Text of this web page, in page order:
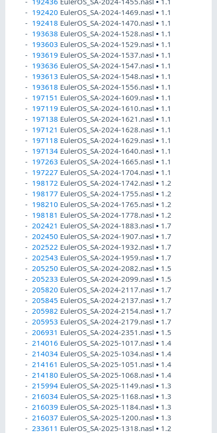
192420 EulerOS_SA-2024-1469.nasl• 1.1
192418 EulerOS_SA-2024-1470.nasl• 1.1
193638 EulerOS_SA-2024-1528.nasl• 1.1
193603 EulerOS_SA-2024-1529.nasl• 1.1
193619 EulerOS_SA-2024-1537.nasl• 1.1
193636 EulerOS_SA-2024-1547.nasl• 1.1
193613 EulerOS_SA-2024-1548.nasl• 1.1
193618 EulerOS_SA-2024-1556.nasl• 1.1
197151 EulerOS_SA-2024-1609.nasl• 1.1
197119 EulerOS_SA-2024-1610.nasl• 1.1
197138 EulerOS_SA-2024-1621.nasl• 1.1
197121 EulerOS_SA-2024-1628.nasl• 1.1
197118 EulerOS_SA-2024-1629.nasl• 1.1
197134 EulerOS_SA-2024-1640.nasl• 1.1
197263 EulerOS_SA-2024-1665.nasl• 1.1
197227 EulerOS_SA-2024-1704.nasl• 1.1
198172 EulerOS_SA-2024-1742.nasl• 1.2
198177 EulerOS_SA-2024-1755.nasl• 1.2
198210 EulerOS_SA-2024-1765.nasl• 1.2
198181 EulerOS_SA-2024-1778.nasl• 1.2
202421 EulerOS_SA-2024-1883.nasl• 1.7
202450 EulerOS_SA-2024-1907.nasl• 1.7
202522 EulerOS_SA-2024-1932.nasl• 1.7
202543 EulerOS_SA-2024-1959.nasl• 1.7
205250 EulerOS_SA-2024-2082.nasl• 1.5
205233 EulerOS_SA-2024-2099.nasl• 1.5
205820 EulerOS_SA-2024-2117.nasl• 1.7
205845 EulerOS_SA-2024-2137.nasl• 1.7
205982 EulerOS_SA-2024-2154.nasl• 1.7
205953 EulerOS_SA-2024-2179.nasl• 1.7
206931 EulerOS_SA-2024-2351.nasl• 1.5
214016 EulerOS_SA-2025-1017.nasl• 1.4
214034 EulerOS_SA-2025-1034.nasl• 1.4
214161 EulerOS_SA-2025-1051.nasl• 1.4
214180 EulerOS_SA-2025-1068.nasl• 1.4
215994 EulerOS_SA-2025-1149.nasl• 1.3
216034 EulerOS_SA-2025-1168.nasl• 1.3
216039 EulerOS_SA-2025-1184.nasl• 1.3
216037 EulerOS_SA-2025-1200.nasl• 1.3
233611 EulerOS_SA-2025-1318.nasl• 1.2